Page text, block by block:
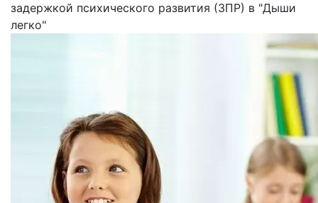
задержкой психического развития (ЗПР) в "Дыши
легко"